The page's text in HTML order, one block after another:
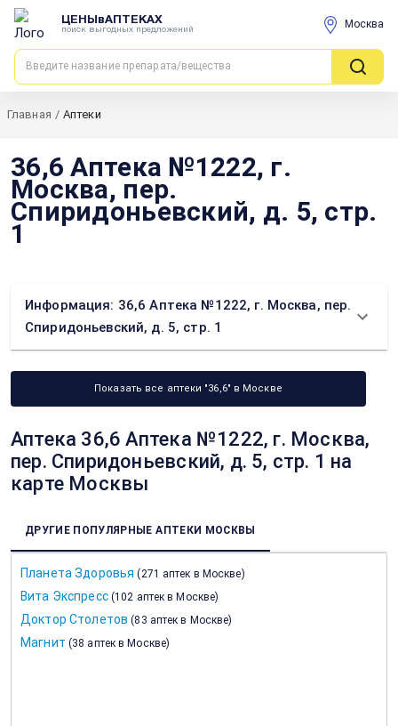
ЦЕНЫвАПТЕКАХ
поиск выгодных предложений Москва
Главная / Аптеки
36,6 Аптека №1222, г.
Москва, пер.
Спиридоньевский, д. 5, стр.
1
Информация: 36,6 Аптека №1222, г. Москва, пер.
Спиридоньевский, д. 5, стр. 1
Показать все аптеки "36,6" в Москве
Аптека 36,6 Аптека №1222, г. Москва,
пер. Спиридоньевский, д. 5, стр. 1 на
карте Москвы
ДРУГИЕ ПОПУЛЯРНЫЕ АПТЕКИ МОСКВЫ
Планета Здоровья (271 аптек в Москве)
Вита Экспресс (102 аптек в Москве)
Доктор Столетов (83 аптек в Москве)
Магнит (38 аптек в Москве)